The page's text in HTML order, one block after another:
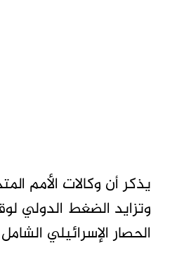
يذكر أن وكالات الأمم
وتزايد الضغط الدولي
الحصار الإسرائيلي